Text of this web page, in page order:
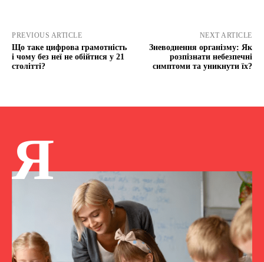
PREVIOUS ARTICLE
Що таке цифрова грамотність
і чому без неї не обійтися у 21
столітті?
NEXT ARTICLE
Зневоднення організму: Як
розпізнати небезпечні
симптоми та уникнути їх?
Я